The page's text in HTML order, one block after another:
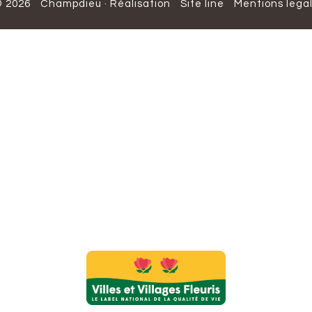
2026 Champdieu · Réalisation Site line Mentions